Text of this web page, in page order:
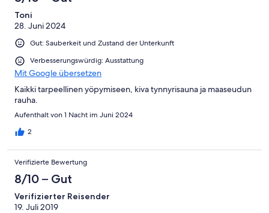
Toni
28. Juni 2024
Gut: Sauberkeit und Zustand der Unterkunft
Verbesserungswürdig: Ausstattung
Mit Google übersetzen
Kaikki tarpeellinen yöpymiseen, kiva tynnyrisauna ja maaseudun
rauha.
Aufenthalt von 1 Nacht im Juni 2024
2
Verifizierte Bewertung
8/10 – Gut
Verifizierter Reisender
19. Juli 2019